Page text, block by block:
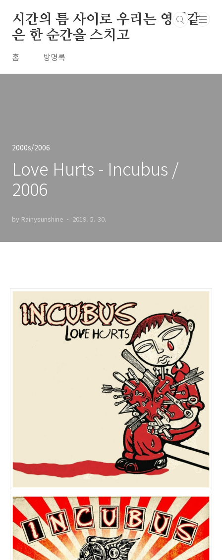
시간의 틈 사이로 우리는 영원같
은 한 순간을 스치고
홈 방명록
2000s/2006
Love Hurts - Incubus /
2006
by Rainysunshine 2019. 5. 30.